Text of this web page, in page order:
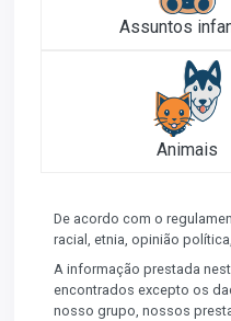
Assuntos
Animais
De acordo com o
racial, etnia, opinião
A informação prestada
encontrados excepto os
nosso grupo, nossos